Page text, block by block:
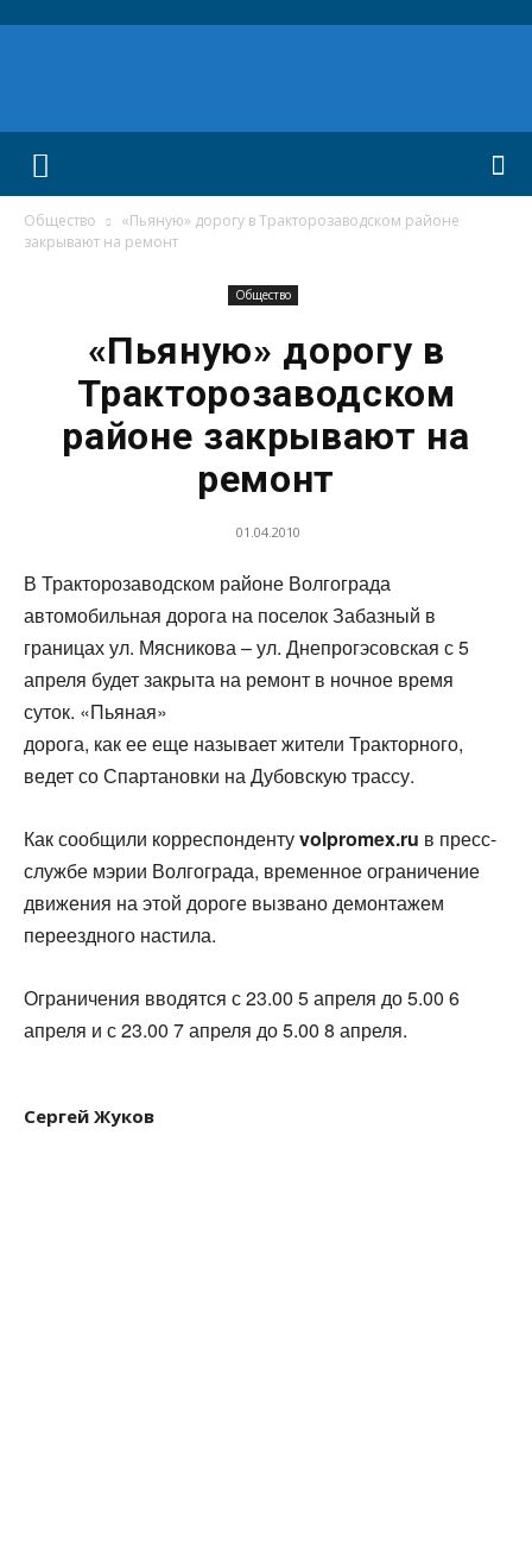
Общество
«Пьяную» дорогу в Тракторозаводском районе
закрывают на ремонт
Общество
«Пьяную» дорогу в
Тракторозаводском
районе закрывают на
ремонт
01.04.2010
В Тракторозаводском районе Волгограда
автомобильная дорога на поселок Забазный в
границах ул. Мясникова – ул. Днепрогэсовская с 5
апреля будет закрыта на ремонт в ночное время
суток. «Пьяная»
дорога, как ее еще называет жители Тракторного,
ведет со Спартановки на Дубовскую трассу.
Как сообщили корреспондентуvolpromex.ru в пресс-
службе мэрии Волгограда, временное ограничение
движения на этой дороге вызвано демонтажем
переездного настила.
Ограничения вводятся с 23.00 5 апреля до 5.00 6
апреля и с 23.00 7 апреля до 5.00 8 апреля.
Сергей Жуков